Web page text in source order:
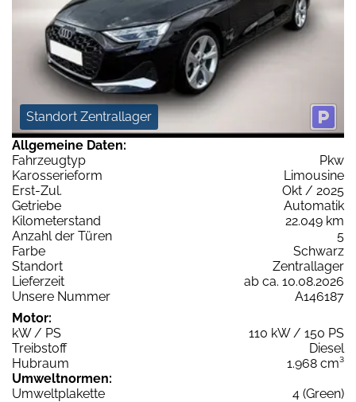
Standort Zentrallager
Allgemeine Daten:
Fahrzeugtyp
Pkw
Karosserieform
Limousine
Erst-Zul.
Okt / 2025
Getriebe
Automatik
Kilometerstand
22.049 km
Anzahl der Türen
5
Farbe
Schwarz
Standort
Zentrallager
Lieferzeit
ab ca. 10.08.2026
Unsere Nummer
A146187
Motor:
kW / PS
110 kW / 150 PS
Treibstoff
Diesel
Hubraum
1.968 cm³
Umweltnormen:
Umweltplakette
4 (Green)